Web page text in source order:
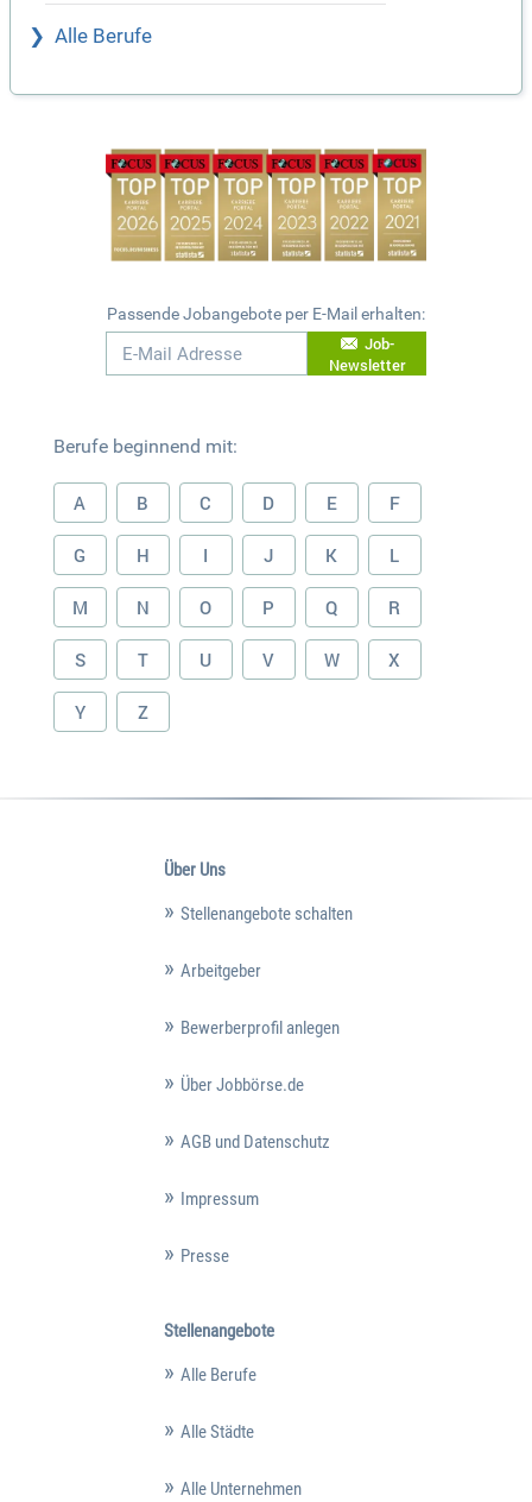
Alle Berufe
Passende Jobangebote per E-Mail erhalten:
Job-
Newsletter
Berufe beginnend mit:
A B C D E F
G H I J K L
M N O P Q R
S T U V W X
Y Z
Über Uns
Stellenangebote schalten
Arbeitgeber
Bewerberprofil anlegen
Über Jobbörse.de
AGB und Datenschutz
Impressum
Presse
Stellenangebote
Alle Berufe
Alle Städte
Alle Unternehmen